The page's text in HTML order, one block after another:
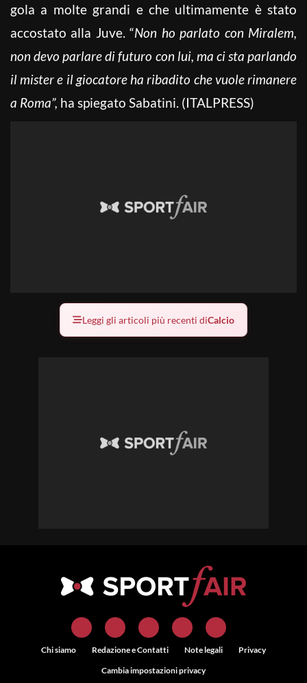
gola a molte grandi e che ultimamente è stato
accostato alla Juve. “Non ho parlato con Miralem,
non devo parlare di futuro con lui, ma ci sta parlando
il mister e il giocatore ha ribadito che vuole rimanere
a Roma”, ha spiegato Sabatini. (ITALPRESS)
Leggi gli articoli più recenti diCalcio
Chi siamo Redazione e Contatti Note legali
Privacy
Cambia impostazioni privacy